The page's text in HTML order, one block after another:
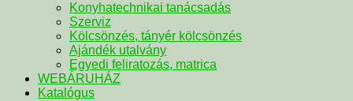
Konyhatechnikai tanácsadás
Szerviz
Kölcsönzés, tányér kölcsönzés
Ajándék utalvány
Egyedi feliratozás, matrica
WEBÁRUHÁZ
Katalógus